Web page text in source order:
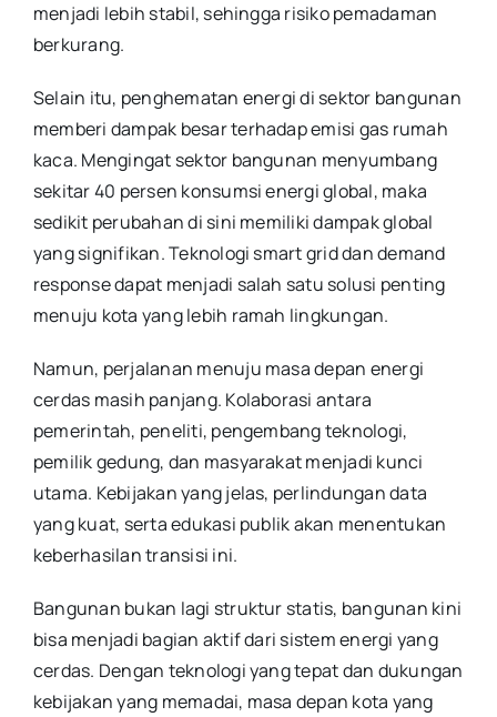
menjadi lebih stabil, sehingga risiko pemadaman
berkurang.
Selain itu, penghematan energi di sektor bangunan
memberi dampak besar terhadap emisi gas rumah
kaca. Mengingat sektor bangunan menyumbang
sekitar 40 persen konsumsi energi global, maka
sedikit perubahan di sini memiliki dampak global
yang signifikan. Teknologi smart grid dan demand
response dapat menjadi salah satu solusi penting
menuju kota yang lebih ramah lingkungan.
Namun, perjalanan menuju masa depan energi
cerdas masih panjang. Kolaborasi antara
pemerintah, peneliti, pengembang teknologi,
pemilik gedung, dan masyarakat menjadi kunci
utama. Kebijakan yang jelas, perlindungan data
yang kuat, serta edukasi publik akan menentukan
keberhasilan transisi ini.
Bangunan bukan lagi struktur statis, bangunan kini
bisa menjadi bagian aktif dari sistem energi yang
cerdas. Dengan teknologi yang tepat dan dukungan
kebijakan yang memadai, masa depan kota yang